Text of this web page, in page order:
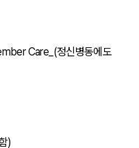
Care_(정신병동에도
)